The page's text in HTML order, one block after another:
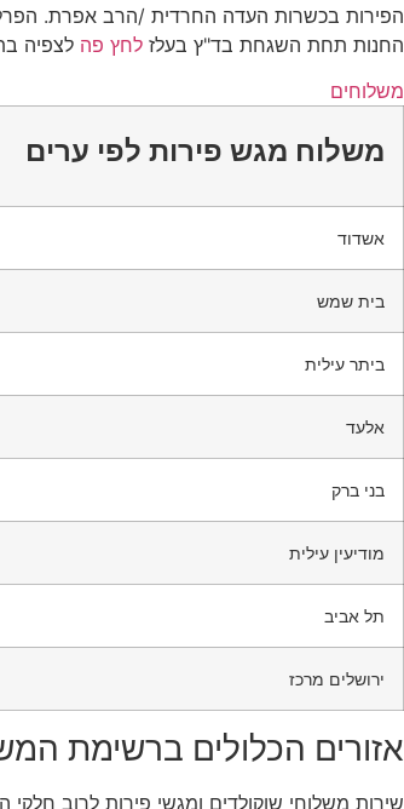
הפירות בכשרות העדה החרדית /הרב אפרת.
החנות תחת השגחת בד"ץ בעלז לחץ פה לצפיה
משלוחים
משלוח מגש פירות לפי ערים
אשדוד
בית שמש
ביתר עילית
אלעד
בני ברק
מודיעין עילית
תל אביב
ירושלים מרכז
אזורים הכלולים ברשימת
שירות משלוחי שוקולדים ומגשי פירות לרוב חלקי הארץ וירושלים עד 3 ימי עסקים. הזמינו עכשיו מתנה לבן משפחה